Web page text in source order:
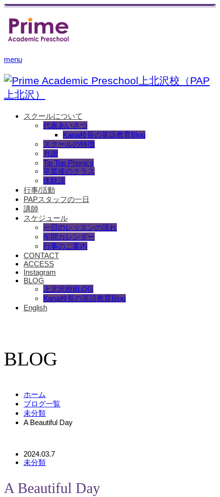
menu
スクールについて
代表あいさつ
Kana校長の英語教育Blog
スクールの特徴
月謝
Tip Top Phonics
卒業後のクラス
体験談
行事/活動
PAPスタッフの一日
講師
スケジュール
一日のレッスンの流れ
年間カレンダー
行事のご案内
CONTACT
ACCESS
Instagram
BLOG
上北沢校BLOG
Kana校長の英語教育Blog
English
BLOG
ホーム
ブログ一覧
未分類
A Beautiful Day
2024.03.7
未分類
A Beautiful Day